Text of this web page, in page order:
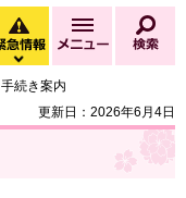
緊急情報
緊急情報を開く
メニュー
続き案内
更新日：2026年6月4日